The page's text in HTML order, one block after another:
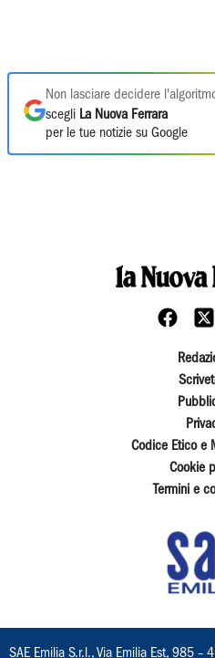
Non lasciare decidere
scegli La Nuova Ferrara
per le tue notizie su Google
Codice Etico e
Cookie
Termini e
SAE Emilia S.r.l., Via Emilia Est, 985